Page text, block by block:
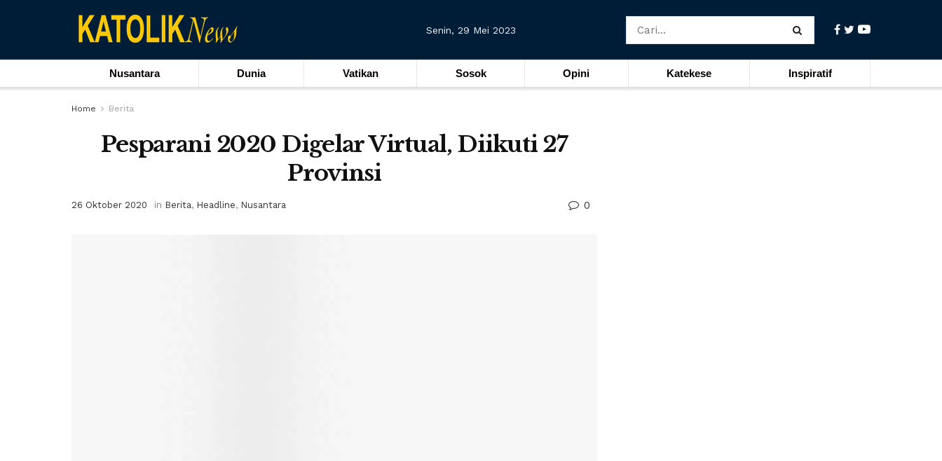
Senin, 29 Mei 2023
Nusantara Dunia Vatikan Sosok Opini Katekese Inspiratif
Home Berita
Pesparani 2020 Digelar Virtual, Diikuti 27
Provinsi
26 Oktober 2020 in Berita, Headline, Nusantara 0